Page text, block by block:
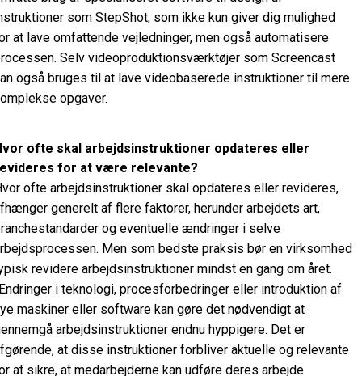
som StepShot, som ikke kun giver dig mulighed
at lave omfattende vejledninger, men også automatisere
Selv videoproduktionsværktøjer som Screencast
også bruges til at lave videobaserede instruktioner til mere
opgaver.
ofte skal arbejdsinstruktioner opdateres eller
for at være relevante?
ofte arbejdsinstruktioner skal opdateres eller revideres,
generelt af flere faktorer, herunder arbejdets art,
og eventuelle ændringer i selve
Men som bedste praksis bør en virksomhed
revidere arbejdsinstruktioner mindst en gang om året.
i teknologi, procesforbedringer eller introduktion af
maskiner eller software kan gøre det nødvendigt at
arbejdsinstruktioner endnu hyppigere. Det er
at disse instruktioner forbliver aktuelle og relevante
at sikre, at medarbejderne kan udføre deres arbejde